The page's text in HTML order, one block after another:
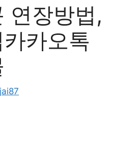
연장방법,
카오톡
jai87